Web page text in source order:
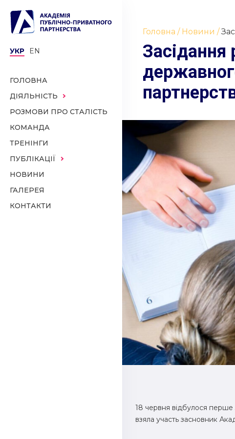
УКР EN
ГОЛОВНА
ДІЯЛЬНІСТЬ
РОЗМОВИ ПРО СТАЛІСТЬ
КОМАНДА
ТРЕНІНГИ
ПУБЛІКАЦІЇ
НОВИНИ
ГАЛЕРЕЯ
КОНТАКТИ
Головна Новини
Засідання
18 червня відбулося
взяла участь засновник